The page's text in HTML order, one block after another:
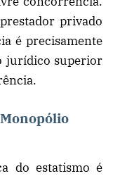
privado
é precisamente
jurídico superior
do estatismo é